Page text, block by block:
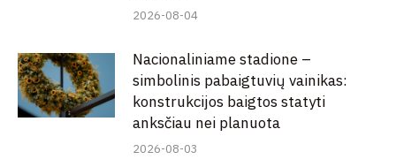
2026-08-04
Nacionaliniame stadione –
simbolinis pabaigtuvių vainikas:
konstrukcijos baigtos statyti
anksčiau nei planuota
2026-08-03